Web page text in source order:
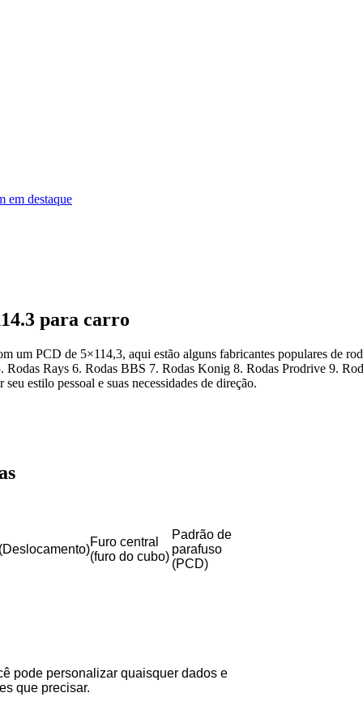
para carro
um PCD de 5×114,3, aqui estão alguns fabricantes populares de
Rays 6. Rodas BBS 7. Rodas Konig 8. Rodas Prodrive 9.
estilo pessoal e suas necessidades de direção.
Furo central
(furo do cubo)
Padrão de
parafuso
(PCD)
pode personalizar quaisquer dados e
que precisar.